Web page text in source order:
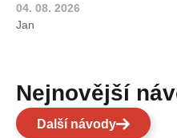
04. 08. 2026
Jan
Nejnovější
Další návody